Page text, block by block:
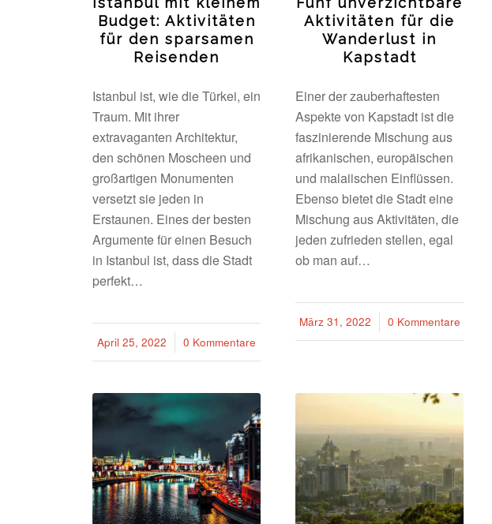
Budget: Aktivitäten
für den sparsamen
Reisenden
Istanbul ist, wie die Türkei, ein
Traum. Mit ihrer
extravaganten Architektur,
den schönen Moscheen und
großartigen Monumenten
versetzt sie jeden in
Erstaunen. Eines der besten
Argumente für einen Besuch
in Istanbul ist, dass die Stadt
perfekt…
April 25, 2022
/ 0 Kommentare
Aktivitäten für die
Wanderlust in
Kapstadt
Einer der zauberhaftesten
Aspekte von Kapstadt ist die
faszinierende Mischung aus
afrikanischen, europäischen
und malaiischen Einflüssen.
Ebenso bietet die Stadt eine
Mischung aus Aktivitäten, die
jeden zufrieden stellen, egal
ob man auf…
März 31, 2022
/ 0 Kommentare